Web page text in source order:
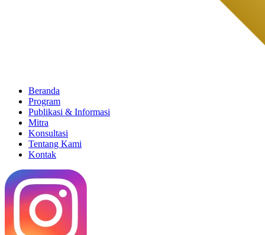
Beranda
Program
Publikasi & Informasi
Mitra
Konsultasi
Tentang Kami
Kontak